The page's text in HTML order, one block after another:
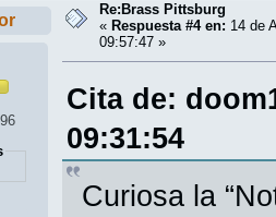
Re:Brass Pittsburg
« Respuesta #4 en: 14 de
09:57:47 »
Cita de:
09:31:54
Curiosa la